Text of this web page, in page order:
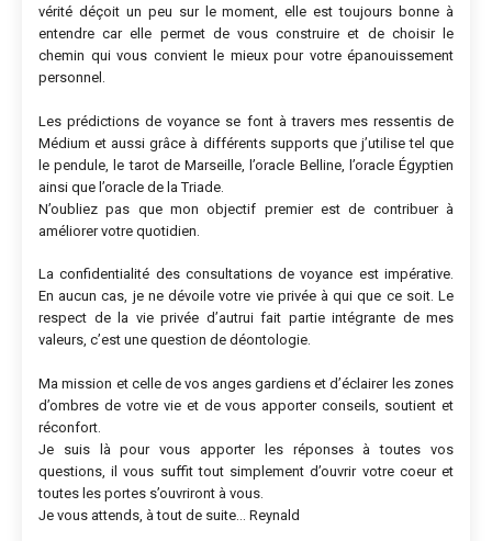
vérité déçoit un peu sur le moment, elle est toujours bonne à
entendre car elle permet de vous construire et de choisir le
chemin qui vous convient le mieux pour votre épanouissement
personnel.
Les prédictions de voyance se font à travers mes ressentis de
Médium et aussi grâce à différents supports que j’utilise tel que
le pendule, le tarot de Marseille, l’oracle Belline, l’oracle Égyptien
ainsi que l’oracle de la Triade.
N’oubliez pas que mon objectif premier est de contribuer à
améliorer votre quotidien.
La confidentialité des consultations de voyance est impérative.
En aucun cas, je ne dévoile votre vie privée à qui que ce soit. Le
respect de la vie privée d’autrui fait partie intégrante de mes
valeurs, c’est une question de déontologie.
Ma mission et celle de vos anges gardiens et d’éclairer les zones
d’ombres de votre vie et de vous apporter conseils, soutient et
réconfort.
Je suis là pour vous apporter les réponses à toutes vos
questions, il vous suffit tout simplement d’ouvrir votre coeur et
toutes les portes s’ouvriront à vous.
Je vous attends, à tout de suite… Reynald